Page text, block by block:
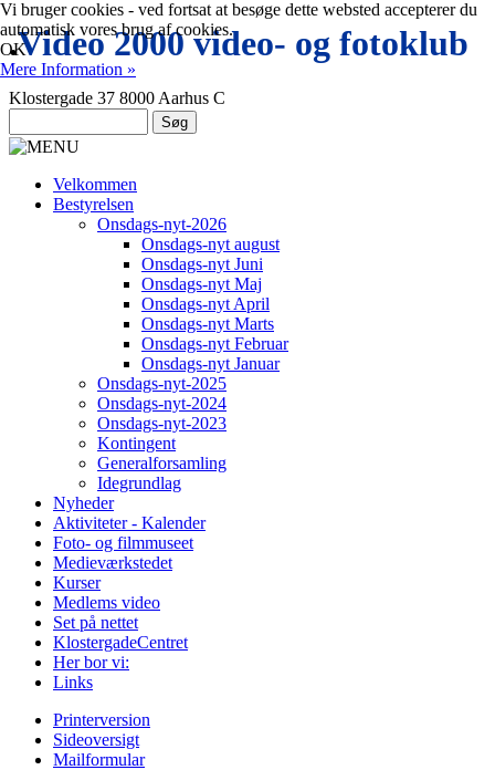
.Video 2000 video- og fotoklub
Klostergade 37 8000 Aarhus C
Velkommen
Bestyrelsen
Onsdags-nyt-2026
Onsdags-nyt august
Onsdags-nyt Juni
Onsdags-nyt Maj
Onsdags-nyt April
Onsdags-nyt Marts
Onsdags-nyt Februar
Onsdags-nyt Januar
Onsdags-nyt-2025
Onsdags-nyt-2024
Onsdags-nyt-2023
Kontingent
Generalforsamling
Idegrundlag
Nyheder
Aktiviteter - Kalender
Foto- og filmmuseet
Medieværkstedet
Kurser
Medlems video
Set på nettet
KlostergadeCentret
Her bor vi:
Links
Printerversion
Sideoversigt
Mailformular
Vi bruger cookies - ved fortsat at besøge dette websted accepterer du
automatisk vores brug af cookies.
OK
Mere Information »